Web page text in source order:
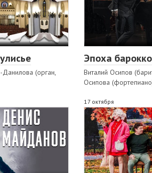
Данилова (орган,
Эпоха
Виталий Осипов
Осипова
17 октября